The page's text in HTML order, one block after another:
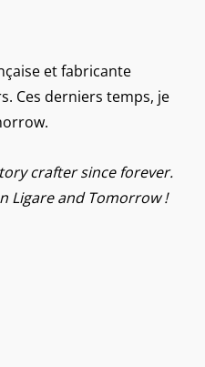
et fabricante
Ces derniers temps, je
crafter since forever.
Ligare and Tomorrow !